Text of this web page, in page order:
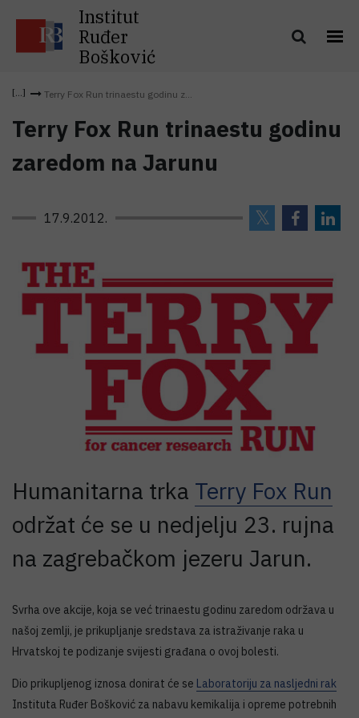
Institut
Ruđer
Bošković
Terry Fox Run trinaestu godinu z...
Terry Fox Run trinaestu godinu
zaredom na Jarunu
17.9.2012.
Humanitarna trka Terry Fox Run
održat će se u nedjelju 23. rujna
na zagrebačkom jezeru Jarun.
Svrha ove akcije, koja se već trinaestu godinu zaredom održava u
našoj zemlji, je prikupljanje sredstava za istraživanje raka u
Hrvatskoj te podizanje svijesti građana o ovoj bolesti.
Dio prikupljenog iznosa donirat će se Laboratoriju za nasljedni rak
Instituta Ruđer Bošković za nabavu kemikalija i opreme potrebnih